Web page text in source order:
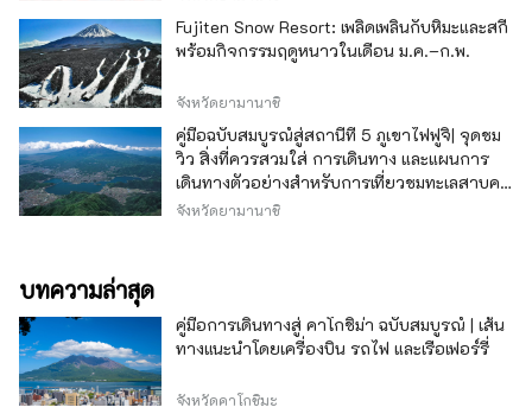
Fujiten Snow Resort: เพลิดเพลินกับหิมะและสกี
พร้อมกิจกรรมฤดูหนาวในเดือน ม.ค.–ก.พ.
จังหวัดยามานาชิ
คู่มือฉบับสมบูรณ์สู่สถานีที่ 5 ภูเขาไฟฟูจิ| จุดชม
วิว สิ่งที่ควรสวมใส่ การเดินทาง และแผนการ
เดินทางตัวอย่างสำหรับการเที่ยวชมทะเลสาบคา
วากุจิ
จังหวัดยามานาชิ
บทความล่าสุด
คู่มือการเดินทางสู่ คาโกชิม่า ฉบับสมบูรณ์ | เส้น
ทางแนะนำโดยเครื่องบิน รถไฟ และเรือเฟอร์รี่
จังหวัดคาโกชิมะ